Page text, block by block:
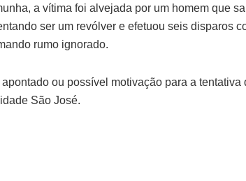
a vítima foi alvejada por um homem que
ser um revólver e efetuou seis disparos
rumo ignorado.
ou possível motivação para a
São José.